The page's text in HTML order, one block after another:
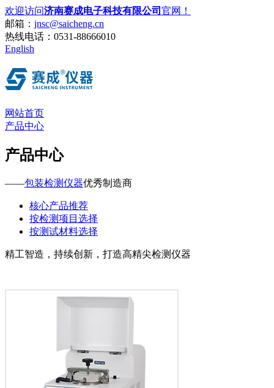
欢迎访问济南赛成电子科技有限公司 官网！
邮箱： jnsc@saicheng.cn
热线电话： 0531-88666010
English
网站首页
产品中心
产品中心
——包装检测仪器优秀制造商
核心产品推荐
按检测项目选择
按测试材料选择
精工智造，持续创新，打造高精尖检测仪器